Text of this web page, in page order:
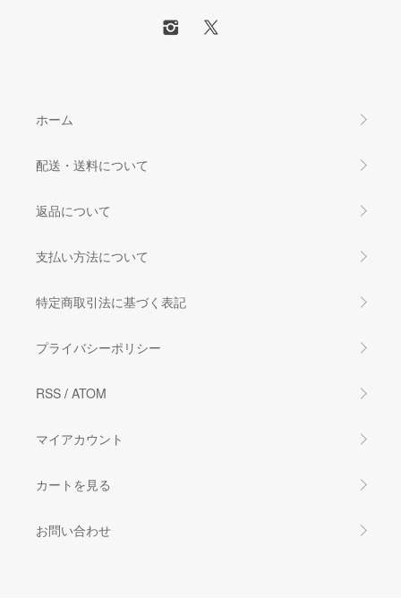
ホーム
配送・送料について
返品について
支払い方法について
特定商取引法に基づく表記
プライバシーポリシー
RSS / ATOM
マイアカウント
カートを見る
お問い合わせ